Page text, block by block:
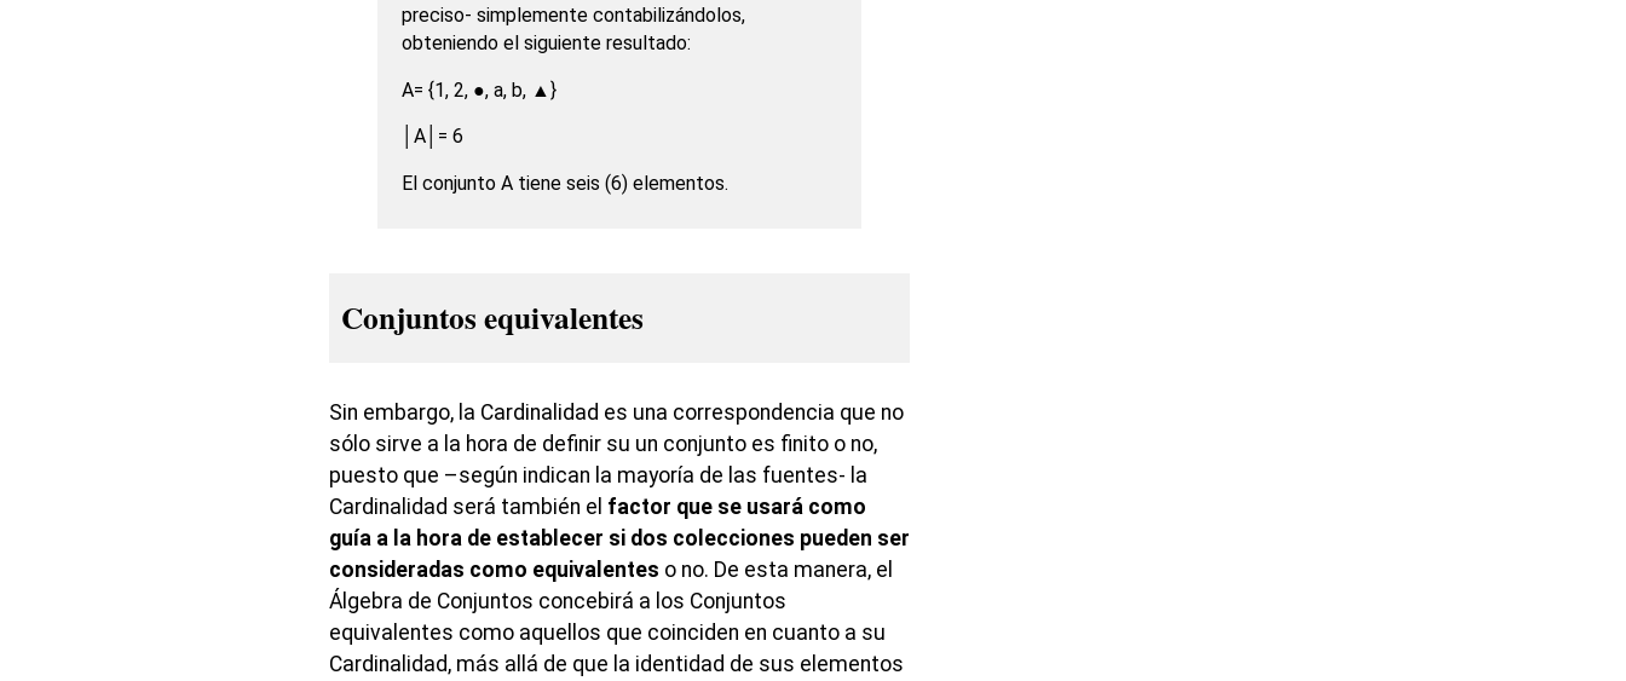
preciso- simplemente contabilizándolos,
obteniendo el siguiente resultado:
A= {1, 2, ●, a, b, ▲}
│A│= 6
El conjunto A tiene seis (6) elementos.
Conjuntos equivalentes
Sin embargo, la Cardinalidad es una correspondencia que no
sólo sirve a la hora de definir su un conjunto es finito o no,
puesto que –según indican la mayoría de las fuentes- la
Cardinalidad será también el factor que se usará como
guía a la hora de establecer si dos colecciones pueden ser
consideradas como equivalentes o no. De esta manera, el
Álgebra de Conjuntos concebirá a los Conjuntos
equivalentes como aquellos que coinciden en cuanto a su
Cardinalidad, más allá de que la identidad de sus elementos